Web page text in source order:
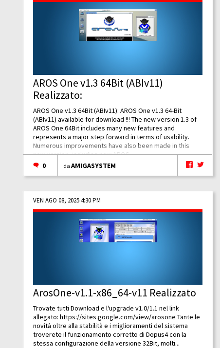
AROS One v1.3 64Bit (ABIv11)
Realizzato:
AROS One v1.3 64Bit (ABIv11): AROS One v1.3 64-Bit
(ABIv11) available for download !!! The new version 1.3 of
AROS One 64Bit includes many new features and
represents a major step forward in terms of usability.
Numerous improvements have also been made in this
new version, including new AROS...
0
daAMIGASYSTEM
VEN AGO 08, 2025 4:30 PM
ArosOne-v1.1-x86_64-v11 Realizzato
Trovate tutti Download e l'upgrade v1.0/1.1 nel link
allegato:https://sites.google.com/view/arosone Tante le
novità oltre alla stabilità e i miglioramenti del sistema
troverete il funzionamento corretto di Dopus4 con la
stessa configurazione della versione 32Bit, molti...